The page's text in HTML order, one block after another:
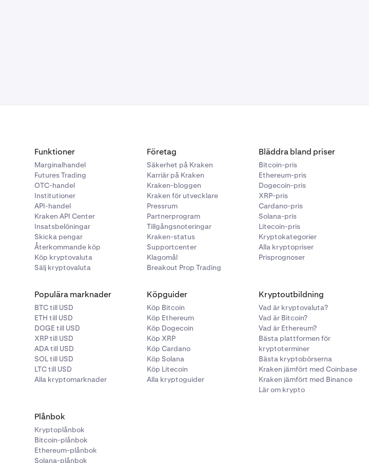
Funktioner
Marginalhandel
Futures Trading
OTC-handel
Institutioner
API-handel
Kraken API Center
Insatsbelöningar
Skicka pengar
Återkommande köp
Köp kryptovaluta
Sälj kryptovaluta
Företag
Säkerhet på Kraken
Karriär på Kraken
Kraken-bloggen
Kraken för utvecklare
Pressrum
Partnerprogram
Tillgångsnoteringar
Kraken-status
Supportcenter
Klagomål
Breakout Prop Trading
Bläddra bland priser
Bitcoin-pris
Ethereum-pris
Dogecoin-pris
XRP-pris
Cardano-pris
Solana-pris
Litecoin-pris
Kryptokategorier
Alla kryptopriser
Prisprognoser
Populära marknader
BTC till USD
ETH till USD
DOGE till USD
XRP till USD
ADA till USD
SOL till USD
LTC till USD
Alla kryptomarknader
Köpguider
Köp Bitcoin
Köp Ethereum
Köp Dogecoin
Köp XRP
Köp Cardano
Köp Solana
Köp Litecoin
Alla kryptoguider
Kryptoutbildning
Vad är kryptovaluta?
Vad är Bitcoin?
Vad är Ethereum?
Bästa plattformen för
kryptoterminer
Bästa kryptobörserna
Kraken jämfört med Coinbase
Kraken jämfört med Binance
Lär om krypto
Plånbok
Kryptoplånbok
Bitcoin-plånbok
Ethereum-plånbok
Solana-plånbok